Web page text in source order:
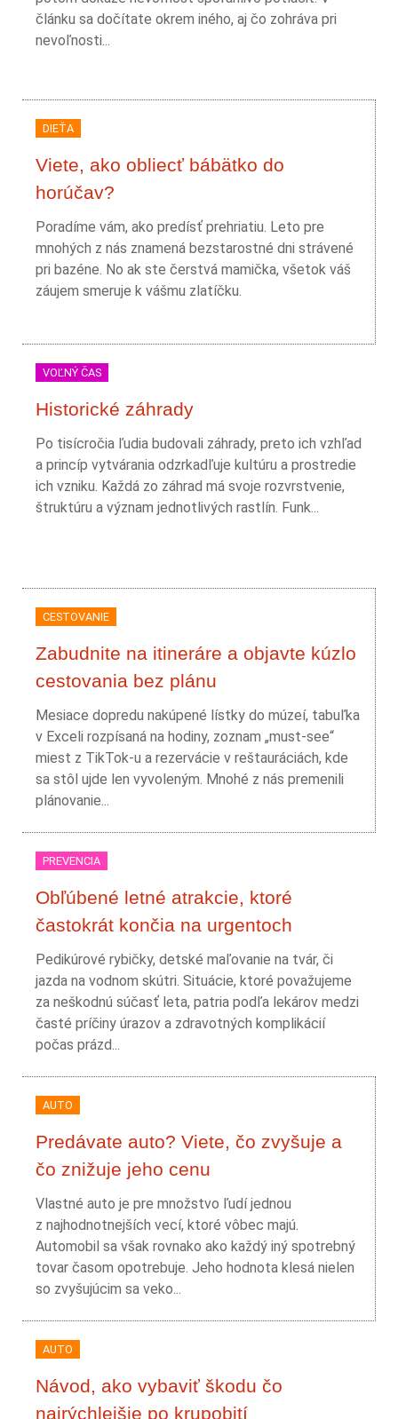
článku sa dočítate okrem iného, aj čo zohráva pri
nevoľnosti...
DIEŤA
Viete, ako obliecť bábätko do
horúčav?
Poradíme vám, ako predísť prehriatiu. Leto pre
mnohých z nás znamená bezstarostné dni strávené
pri bazéne. No ak ste čerstvá mamička, všetok váš
záujem smeruje k vášmu zlatíčku.
VOĽNÝ ČAS
Historické záhrady
Po tisícročia ľudia budovali záhrady, preto ich vzhľad
a princíp vytvárania odzrkadľuje kultúru a prostredie
ich vzniku. Každá zo záhrad má svoje rozvrstvenie,
štruktúru a význam jednotlivých rastlín. Funk...
CESTOVANIE
Zabudnite na itineráre a objavte kúzlo
cestovania bez plánu
Mesiace dopredu nakúpené lístky do múzeí, tabuľka
v Exceli rozpísaná na hodiny, zoznam „must-see“
miest z TikTok-u a rezervácie v reštauráciách, kde
sa stôl ujde len vyvoleným. Mnohé z nás premenili
plánovanie...
PREVENCIA
Obľúbené letné atrakcie, ktoré
častokrát končia na urgentoch
Pedikúrové rybičky, detské maľovanie na tvár, či
jazda na vodnom skútri. Situácie, ktoré považujeme
za neškodnú súčasť leta, patria podľa lekárov medzi
časté príčiny úrazov a zdravotných komplikácií
počas prázd...
AUTO
Predávate auto? Viete, čo zvyšuje a
čo znižuje jeho cenu
Vlastné auto je pre množstvo ľudí jednou
z najhodnotnejších vecí, ktoré vôbec majú.
Automobil sa však rovnako ako každý iný spotrebný
tovar časom opotrebuje. Jeho hodnota klesá nielen
so zvyšujúcim sa veko...
AUTO
Návod, ako vybaviť škodu čo
najrýchlejšie po krupobití